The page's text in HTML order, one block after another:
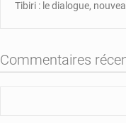
Tibiri : le dialogue,
Commentaires